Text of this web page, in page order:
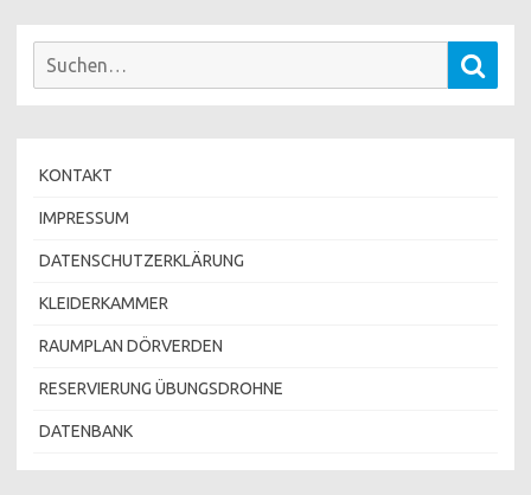
Suchen
KONTAKT
IMPRESSUM
DATENSCHUTZERKLÄRUNG
KLEIDERKAMMER
RAUMPLAN DÖRVERDEN
RESERVIERUNG ÜBUNGSDROHNE
DATENBANK